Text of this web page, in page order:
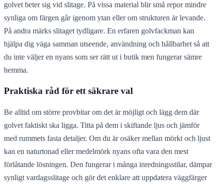
golvet beter sig vid slitage. På vissa material blir små repor mindre
synliga om färgen går igenom ytan eller om strukturen är levande.
På andra märks slitaget tydligare. En erfaren golvfackman kan
hjälpa dig väga samman utseende, användning och hållbarhet så att
du inte väljer en nyans som ser rätt ut i butik men fungerar sämre
hemma.
Praktiska råd för ett säkrare val
Be alltid om större provbitar om det är möjligt och lägg dem där
golvet faktiskt ska ligga. Titta på dem i skiftande ljus och jämför
med rummets fasta detaljer. Om du är osäker mellan mörkt och ljust
kan en naturtonad eller medelmörk nyans ofta vara den mest
förlåtande lösningen. Den fungerar i många inredningsstilar, dämpar
synligt vardagsslitage och gör det enklare att uppdatera väggfärger